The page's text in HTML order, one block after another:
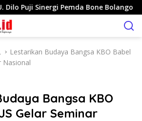
Sinergi Pemda Bone Bolango dan
Lestarikan Budaya Bangsa KBO Babel
Nasional
Bangsa KBO
Gelar Seminar